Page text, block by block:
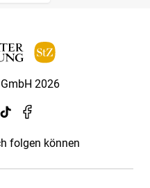
2026
folgen können